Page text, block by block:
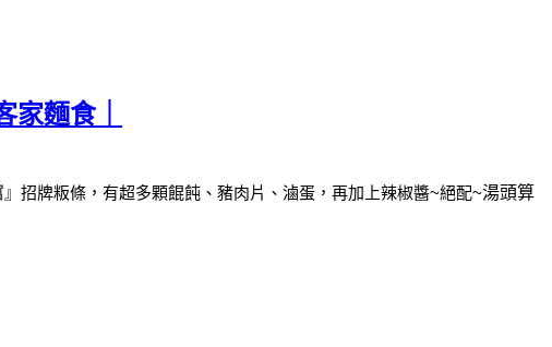
麵食｜
』 招牌粄條， 有超多顆餛飩、豬肉片、滷蛋，再加上辣椒醬~絕配~湯頭算